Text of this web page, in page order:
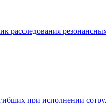
расследования
при исполнении